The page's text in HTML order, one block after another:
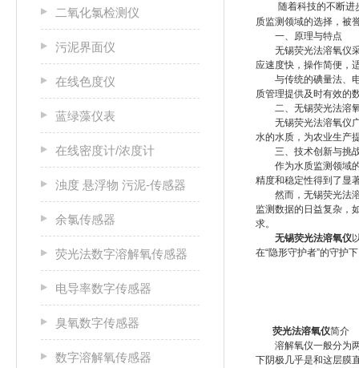
二氧化氯检测仪
污泥界面仪
在线色度仪
蓝绿藻仪表
在线密度计/浓度计
浊度 悬浮物 污泥-传感器
余氯传感器
荧光法数字溶解氧传感器
电导率数字传感器
臭氧数字传感器
数字溶解氧传感器
随着科技的不断进步
质监测领域的选择，被
一、原理与特点
无锡荧光法溶氧仪采
应速度快，操作简便，
与传统的碘量法、电
质管理提供及时有效的
二、无锡荧光法溶氧
无锡荧光法溶氧仪广
水的水质，为农业生产
三、技术创新与挑
作为水质监测领域的
精度和稳定性得到了显
然而，无锡荧光法溶
监测数据的日益复杂，
求。
无锡荧光法溶氧仪
在“隐形守护者”的守护
荧光法溶氧仪简介
溶解氧仪一般分为两
下阴极几乎是和这层膜